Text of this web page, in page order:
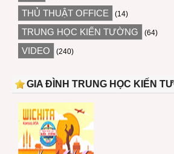
THỦ THUẬT OFFICE (14)
TRUNG HỌC KIẾN TƯỜNG (64)
VIDEO (240)
GIA ĐÌNH TRUNG HỌC KIẾN